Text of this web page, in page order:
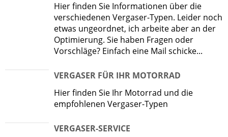
Hier finden Sie Informationen über die
verschiedenen Vergaser-Typen. Leider noch
etwas ungeordnet, ich arbeite aber an der
Optimierung. Sie haben Fragen oder
Vorschläge? Einfach eine Mail schicke...
VERGASER FÜR IHR MOTORRAD
Hier finden Sie Ihr Motorrad und die
empfohlenen Vergaser-Typen
VERGASER-SERVICE